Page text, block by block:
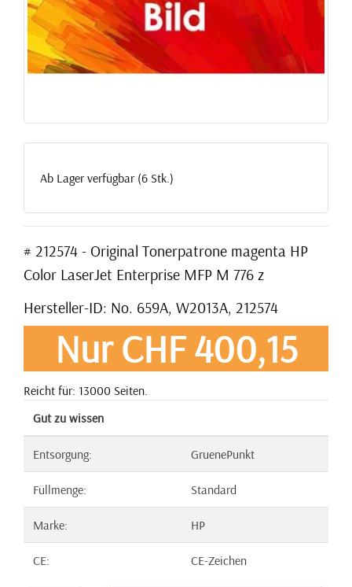
Ab Lager verfügbar (6 Stk.)
# 212574 - Original Tonerpatrone magenta HP
Color LaserJet Enterprise MFP M 776 z
Hersteller-ID: No. 659A, W2013A, 212574
Nur CHF 400,15
Reicht für: 13000 Seiten.
Gut zu wissen
Entsorgung: GruenePunkt
Füllmenge: Standard
Marke: HP
CE: CE-Zeichen